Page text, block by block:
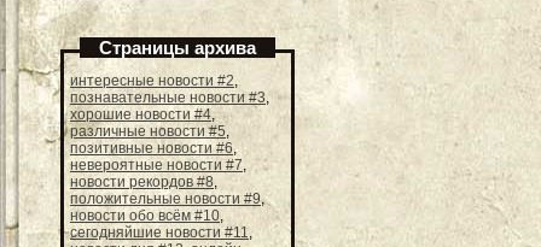
Страницы архива
интересные новости #2
познавательные новости #3
хорошие новости #4,
различные новости #5
позитивные новости #6
невероятные новости #7
новости рекордов #8
положительные новости #9,
новости обо всём #10
сегодняйшие новости #11